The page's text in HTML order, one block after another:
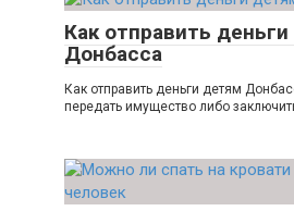
Как отправить
Донбасса
Как отправить деньги детям
передать имущество либо